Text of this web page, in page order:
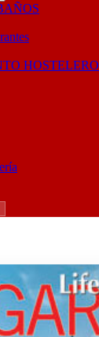
HOSTELERO